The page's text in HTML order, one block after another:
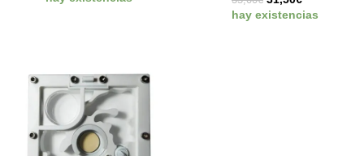
hay existencias